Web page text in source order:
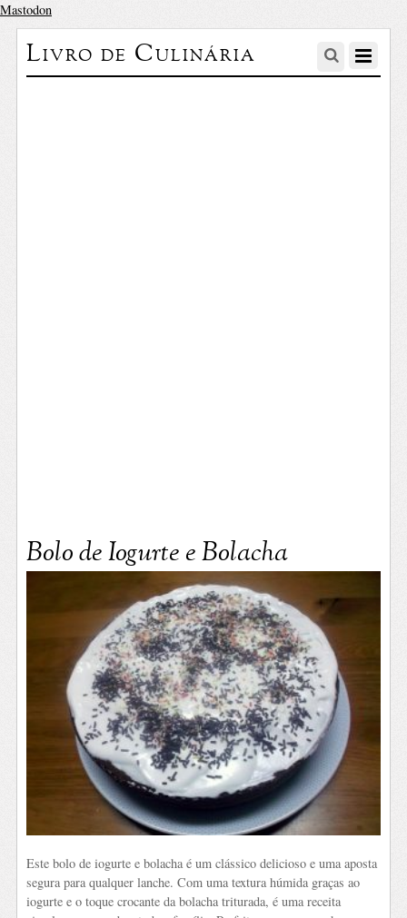
Mastodon
Livro de Culinária
Bolo de Iogurte e Bolacha
Este bolo de iogurte e bolacha é um clássico delicioso e uma aposta
segura para qualquer lanche. Com uma textura húmida graças ao
iogurte e o toque crocante da bolacha triturada, é uma receita